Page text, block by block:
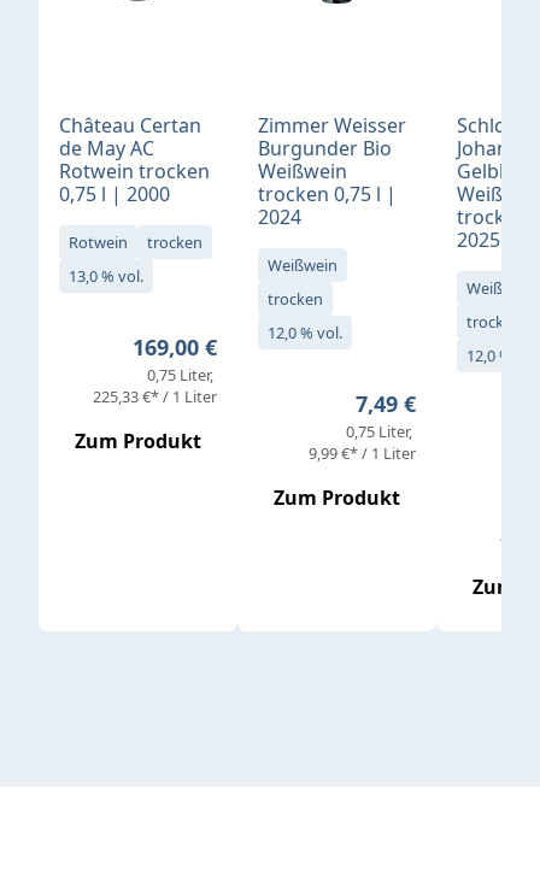
Château Certan
de May AC
Rotwein trocken
0,75 l | 2000
Rotwein
trocken
13,0 % vol.
Regulärer Preis:
169,00 €
0,75 Liter
225,33 €* / 1 Liter
Zum Produkt
Zimmer Weisser
Burgunder Bio
Weißwein
trocken 0,75 l |
2024
Weißwein
trocken
12,0 % vol.
Regulärer Preis:
7,49 €
0,75 Liter
9,99 €* / 1 Liter
Zum Produkt
Schloß
Gelblack
trocken
2025
Weißwein
trocken
12,0 % vol.
Zum